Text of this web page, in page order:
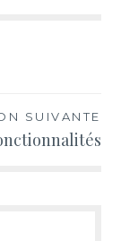
SUIVANTE